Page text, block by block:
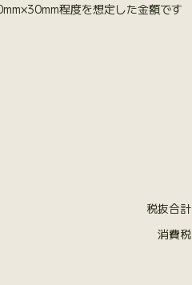
程度を想定した金額です
税抜合計
消費税